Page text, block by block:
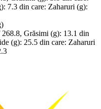
7.3 din care: Zaharuri (g):
Grăsimi (g): 13.1 din
(g): 25.5 din care: Zaharuri